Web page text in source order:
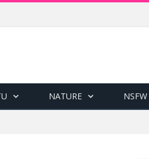
NATURE NSFW